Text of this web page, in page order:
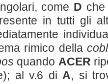
come D
in tutti gli
rimico della
quando ACER
al v.6 di A, si